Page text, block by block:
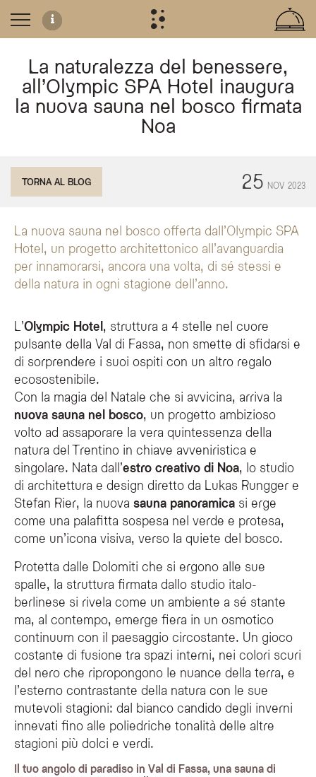
La naturalezza del benessere,
all’Olympic SPA Hotel inaugura
la nuova sauna nel bosco firmata
Noa
La nuova sauna panoramica nel bosco
Design sostenibile: La sauna integra materiali naturali con
Vista panoramica: Le ampie vetrate permettono un contatto visivo
Relax esclusivo:La struttura è dotata di una terrazza panoramica
Rituale Aufguss:
La sauna è teatro di sessioni di Aufguss condotte
La sauna è pensata per offrire sia momenti di socialità sia spazi di
Che cos'è la nuova sauna nel bosco dell'Olympic SPA Hotel?
La nuova sauna nel bosco è una struttura panoramica ecosostenibile
Quali sono le caratteristiche architettoniche della sauna?
La sauna presenta un design avveniristico con ampie vetrate che
È possibile praticare l'Aufguss nella nuova sauna?
Sì, la sauna ospita il rituale Aufguss, un'antica pratica di "gettata di
La sauna dispone di servizi aggiuntivi?
Oltre alla sauna, l'area nel bosco include una terrazza panoramica con
25 NOV 2023
TORNA AL BLOG
La nuova sauna nel bosco offerta dall’Olympic SPA
Hotel, un progetto architettonico all’avanguardia
per innamorarsi, ancora una volta, di sé stessi e
della natura in ogni stagione dell’anno.
L’Olympic Hotel, struttura a 4 stelle nel cuore
pulsante della Val di Fassa, non smette di sfidarsi e
di sorprendere i suoi ospiti con un altro regalo
ecosostenibile.
Con la magia del Natale che si avvicina, arriva la
nuova sauna nel bosco, un progetto ambizioso
volto ad assaporare la vera quintessenza della
natura del Trentino in chiave avveniristica e
singolare. Nata dall’estro creativo di Noa, lo studio
di architettura e design diretto da Lukas Rungger e
Stefan Rier, la nuova sauna panoramica si erge
come una palafitta sospesa nel verde e protesa,
come un’icona visiva, verso la quiete del bosco.
Protetta dalle Dolomiti che si ergono alle sue
spalle, la struttura firmata dallo studio italo-
berlinese si rivela come un ambiente a sé stante
ma, al contempo, emerge fiera in un osmotico
continuum con il paesaggio circostante. Un gioco
costante di fusione tra spazi interni, nei colori scuri
del nero che ripropongono le nuance della terra, e
l’esterno contrastante della natura con le sue
mutevoli stagioni: dal bianco candido degli inverni
innevati fino alle poliedriche tonalità delle altre
stagioni più dolci e verdi.
Il tuo angolo di paradiso in Val di Fassa, una sauna di